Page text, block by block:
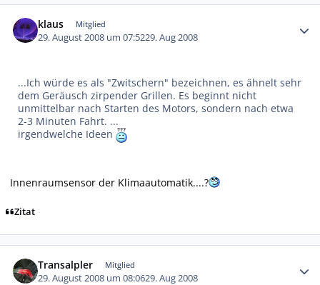
klaus Mitglied
29. August 2008 um 07:5229. Aug 2008
...Ich würde es als "Zwitschern" bezeichnen, es ähnelt sehr
dem Geräusch zirpender Grillen. Es beginnt nicht
unmittelbar nach Starten des Motors, sondern nach etwa
2-3 Minuten Fahrt. ...
irgendwelche Ideen
Innenraumsensor der Klimaautomatik....?
Zitat
Transalpler Mitglied
29. August 2008 um 08:0629. Aug 2008